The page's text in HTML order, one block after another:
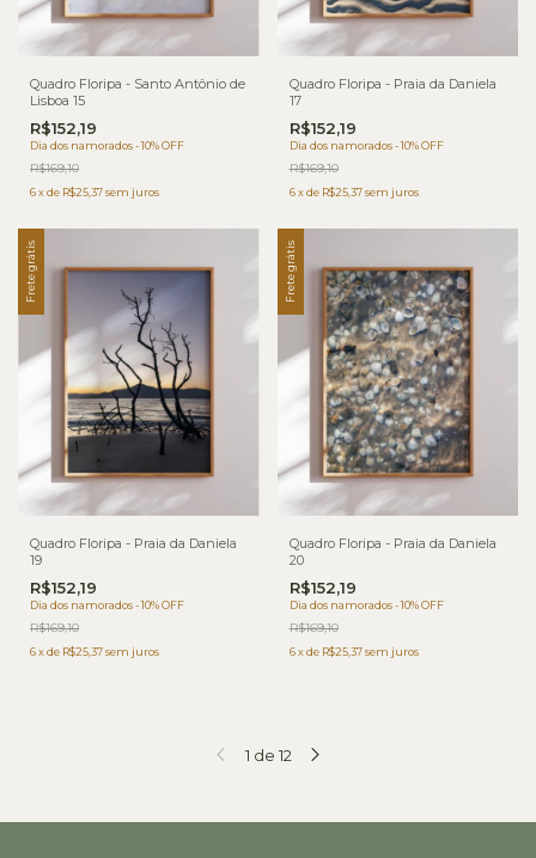
Quadro Floripa - Santo Antônio de
Lisboa 15
R$152,19
Dia dos namorados - 10% OFF
R$169,10
6xde R$25,37sem juros
Quadro Floripa - Praia da Daniela
17
R$152,19
Dia dos namorados - 10% OFF
R$169,10
6 xde R$25,37 sem juros
Frete grátis
Quadro Floripa - Praia da Daniela
19
R$152,19
Dia dos namorados - 10% OFF
R$169,10
6xde R$25,37sem juros
Frete grátis
Quadro Floripa - Praia da Daniela
20
R$152,19
Dia dos namorados - 10% OFF
R$169,10
6 xde R$25,37 sem juros
1 de 12